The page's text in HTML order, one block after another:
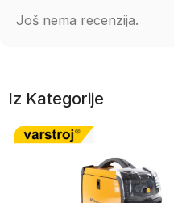
Još nema recenzija.
Iz Kategorije